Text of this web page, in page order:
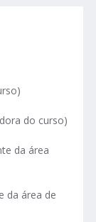
do curso)
da área
da área de